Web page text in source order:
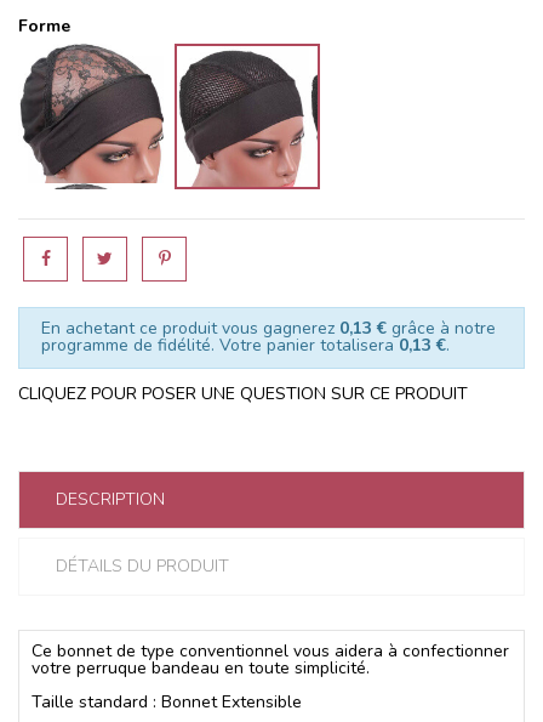
Forme
Forme B
Forme C
En achetant ce produit vous gagnerez 0,13 €grâce à notre
programme de fidélité. Votre panier totalisera 0,13 €.
CLIQUEZ POUR POSER UNE QUESTION SUR CE PRODUIT
DESCRIPTION
DÉTAILS DU PRODUIT
Ce bonnet de type conventionnel vous aidera à confectionner
votre perruque bandeau en toute simplicité.
Taille standard : Bonnet Extensible